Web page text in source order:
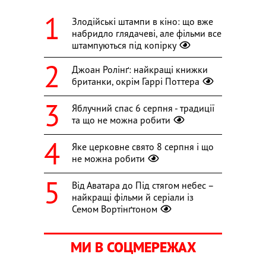
Злодійські штампи в кіно: що вже
набридло глядачеві, але фільми все
штампуються під копірку
Джоан Ролінґ: найкращі книжки
британки, окрім Гаррі Поттера
Яблучний спас 6 серпня - традиції
та що не можна робити
Яке церковне свято 8 серпня і що
не можна робити
Від Аватара до Під стягом небес –
найкращі фільми й серіали із
Семом Вортінґтоном
МИ В СОЦМЕРЕЖАХ